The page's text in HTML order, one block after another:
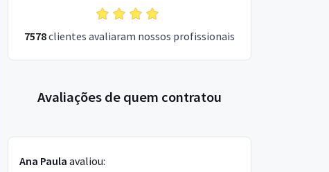
7578clientes avaliaram nossos profissionais
Avaliações de quem contratou
Ana Paula avaliou: